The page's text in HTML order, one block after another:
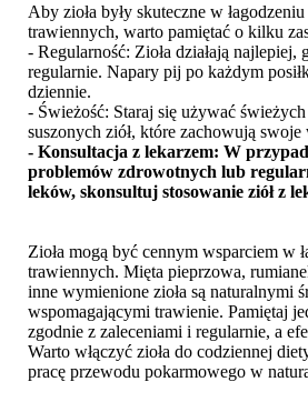
Aby zioła były skuteczne w
trawiennych, warto pamiętać o kilku
- Regularność: Zioła działają najlepiej,
regularnie. Napary pij po każdym
dziennie.
- Świeżość: Staraj się używać
suszonych ziół, które zachowują swoje
- Konsultacja z lekarzem: W
problemów zdrowotnych lub
leków, skonsultuj stosowanie ziół z
Zioła mogą być cennym wsparciem w
trawiennych. Mięta pieprzowa,
inne wymienione zioła są naturalnymi
wspomagającymi trawienie. Pamiętaj
zgodnie z zaleceniami i regularnie, a
Warto włączyć zioła do codziennej
pracę przewodu pokarmowego w